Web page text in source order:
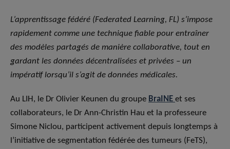
L’apprentissage fédéré (Federated Learning, FL) s’impose
rapidement comme une technique fiable pour entraîner
des modèles partagés de manière collaborative, tout en
gardant les données décentralisées et privées – un
impératif lorsqu’il s’agit de données médicales.
Au LIH, le Dr Olivier Keunen du groupe BraINE et ses
collaborateurs, le Dr Ann-Christin Hau et la professeure
Simone Niclou, participent activement depuis longtemps à
l’initiative de segmentation fédérée des tumeurs (FeTS),